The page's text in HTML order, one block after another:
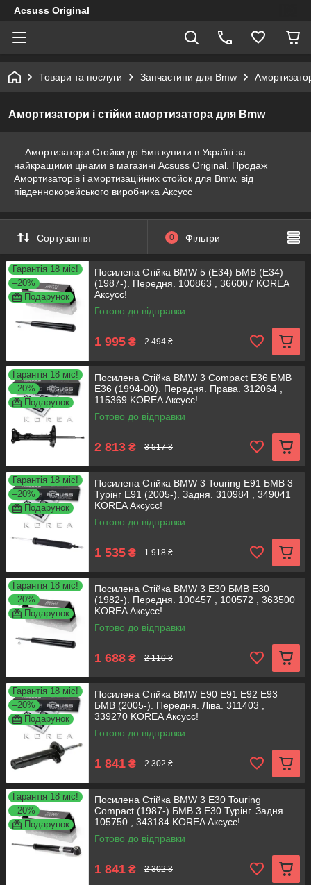
Acsuss Original
Товари та послуги Запчастини для Bmw
Амортизатори і стійки амортизатора для Bmw
Амортизатори Стойки до Бмв купити в Україні за
найкращими цінами в магазині Acsuss Original. Продаж
Амортизаторів і амортизаційних стойок для Bmw, від
південнокорейського виробника Аксусс
Сортування 0 Фільтри
Гарантія 18 міс!
–20%
Подарунок
Посилена Стійка BMW 5 (E34) БМВ (Е34)
(1987-). Передня. 100863 , 366007 KOREA
Аксусс!
Готово до відправки
1 995 ₴ 2 494 ₴
Гарантія 18 міс!
–20%
Подарунок
Посилена Стійка BMW 3 Compact E36 БМВ
Е36 (1994-00). Передня. Права. 312064 ,
115369 KOREA Аксусс!
Готово до відправки
2 813 ₴ 3 517 ₴
Гарантія 18 міс!
–20%
Подарунок
Посилена Стійка BMW 3 Touring E91 БМВ 3
Турінг E91 (2005-). Задня. 310984 , 349041
KOREA Аксусс!
Готово до відправки
1 535 ₴ 1 918 ₴
Гарантія 18 міс!
–20%
Подарунок
Посилена Стійка BMW 3 E30 БМВ Е30
(1982-). Передня. 100457 , 100572 , 363500
KOREA Аксусс!
Готово до відправки
1 688 ₴ 2 110 ₴
Гарантія 18 міс!
–20%
Подарунок
Посилена Стійка BMW Е90 Е91 Е92 Е93
БМВ (2005-). Передня. Ліва. 311403 ,
339270 KOREA Аксусс!
Готово до відправки
1 841 ₴ 2 302 ₴
Гарантія 18 міс!
–20%
Подарунок
Посилена Стійка BMW 3 E30 Touring
Compact (1987-) БМВ 3 Е30 Турінг. Задня.
105750 , 343184 KOREA Аксусс!
Готово до відправки
1 841 ₴ 2 302 ₴